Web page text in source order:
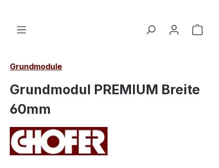
Grundmodule
Grundmodul PREMIUM Breite
60mm